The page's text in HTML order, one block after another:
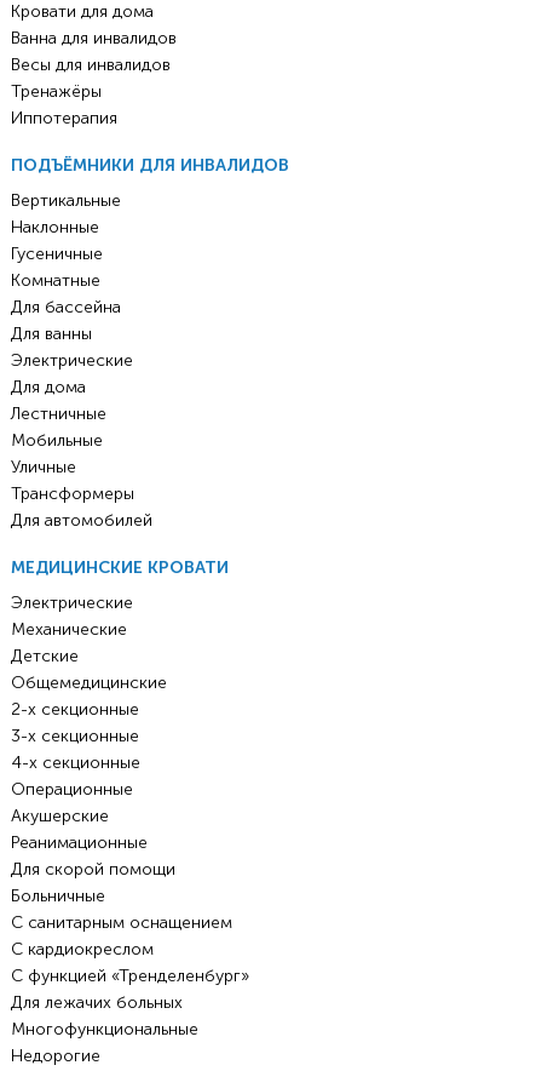
Кровати для дома
Ванна для инвалидов
Весы для инвалидов
Тренажёры
Иппотерапия
ПОДЪЁМНИКИ ДЛЯ ИНВАЛИДОВ
Вертикальные
Наклонные
Гусеничные
Комнатные
Для бассейна
Для ванны
Электрические
Для дома
Лестничные
Мобильные
Уличные
Трансформеры
Для автомобилей
МЕДИЦИНСКИЕ КРОВАТИ
Электрические
Механические
Детские
Общемедицинские
2-х секционные
3-х секционные
4-х секционные
Операционные
Акушерские
Реанимационные
Для скорой помощи
Больничные
С санитарным оснащением
С кардиокреслом
С функцией «Тренделенбург»
Для лежачих больных
Многофункциональные
Недорогие